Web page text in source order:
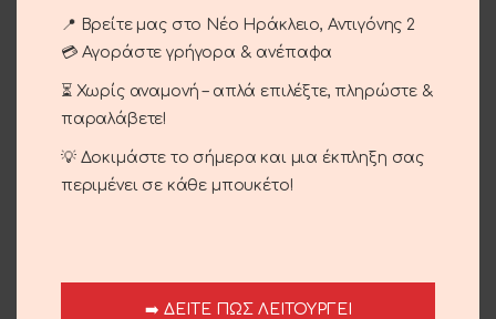
📍 Βρείτε μας στο Νέο Ηράκλειο, Αντιγόνης 2
💳 Αγοράστε γρήγορα & ανέπαφα
⏳ Χωρίς αναμονή – απλά επιλέξτε, πληρώστε &
παραλάβετε!
💡 Δοκιμάστε το σήμερα και μια έκπληξη σας
περιμένει σε κάθε μπουκέτο!
➡️ ΔΕΙΤΕ ΠΩΣ ΛΕΙΤΟΥΡΓΕΙ